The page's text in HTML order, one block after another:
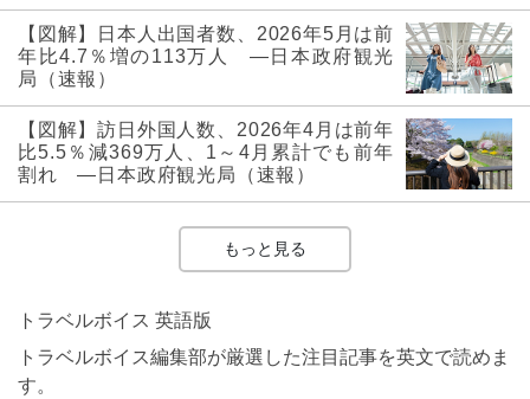
【図解】日本人出国者数、2026年5月は前
年比4.7％増の113万人 ―日本政府観光
局（速報）
【図解】訪日外国人数、2026年4月は前年
比5.5％減369万人、1～4月累計でも前年
割れ ―日本政府観光局（速報）
もっと見る
トラベルボイス 英語版
トラベルボイス編集部が厳選した注目記事を英文で読めま
す。